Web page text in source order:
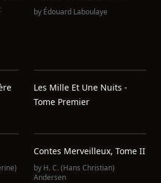
by Édouard Laboulaye
Les Mille Et Une Nuits -
Tome Premier
Contes Merveilleux, Tome II
by H. C. (Hans Christian)
Andersen